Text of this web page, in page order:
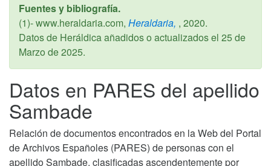
Fuentes y bibliografía.
(1)- www.heraldaria.com, Heraldaria, , 2020.
Datos de Heráldica añadidos o actualizados el 25 de
Marzo de 2025.
Datos en PARES del apellido
Sambade
Relación de documentos encontrados en la Web del Portal
de Archivos Españoles (PARES) de personas con el
apellido Sambade, clasificadas ascendentemente por